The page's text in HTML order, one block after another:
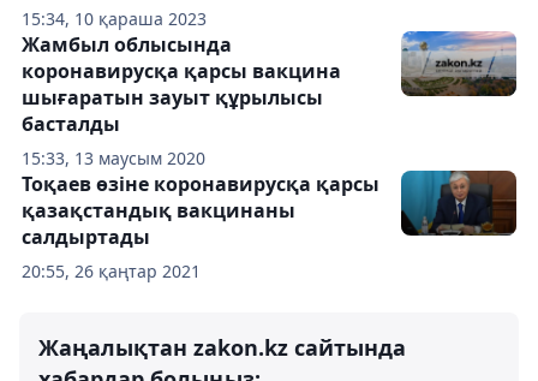
15:34, 10 қараша 2023
15:33, 13 маусым 2020
Жамбыл облысында
коронавирусқа қарсы вакцина
шығаратын зауыт құрылысы
басталды
20:55, 26 қаңтар 2021
Тоқаев өзіне коронавирусқа қарсы
қазақстандық вакцинаны
салдыртады
Жаңалықтан zakon.kz сайтында